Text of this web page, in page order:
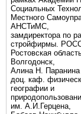
Социальных
Местного
АНСТиМС,
замдиректора по
стройфирмы.
Ростовская
Волгодонск,
Алина Н. Паранина
доц. каф.
географии и
им. А.И.Герцена,